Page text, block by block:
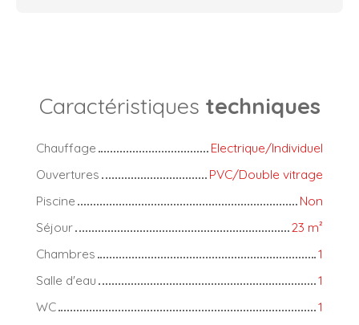
Caractéristiques techniques
Chauffage
Electrique/Individuel
Ouvertures
PVC/Double vitrage
Piscine
Non
Séjour
23 m²
Chambres
1
Salle d'eau
1
WC
1